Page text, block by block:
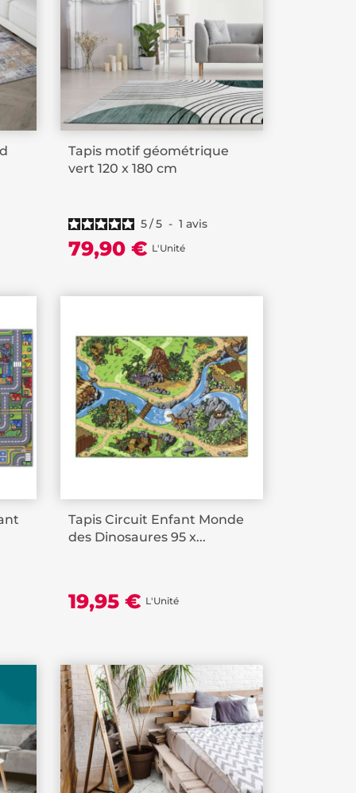
Tapis motif géométrique
vert 120 x 180 cm
5/5 - 1 avis
79,90 € L'Unité
Tapis Circuit Enfant Monde
des Dinosaures 95 x...
19,95 € L'Unité